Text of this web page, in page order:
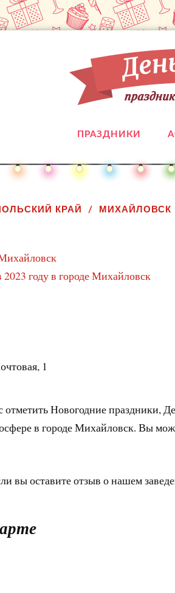
ПРАЗДНИКИ
КРАЙ МИХАЙЛОВСК
году в городе Михайловск
1
отметить Новогодние праздники,
в городе Михайловск. Вы
вы оставите отзыв о нашем